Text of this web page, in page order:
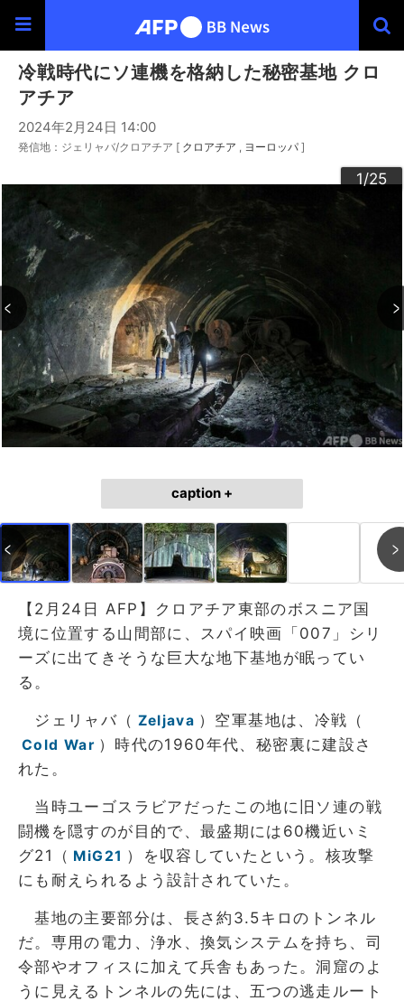
冷戦時代にソ連機を格納した秘密基地 クロ
アチア
2024年2月24日 14:00
発信地：ジェリャバ/クロアチア [ クロアチア ヨーロッパ ]
1/25
2/25
3/25
4/25
5/25
6/25
7/25
8/25
9/25
10/25
11/25
12/25
13/25
14/25
15/25
16/25
17/25
18/25
19/25
20/25
21/25
22/25
23/25
24/25
25/25
caption +
【2月24日 AFP】クロアチア東部のボスニア国
境に位置する山間部に、スパイ映画「007」シリ
ーズに出てきそうな巨大な地下基地が眠ってい
る。
ジェリャバ（ Zeljava ）空軍基地は、冷戦（
Cold War ）時代の1960年代、秘密裏に建設さ
れた。
当時ユーゴスラビアだったこの地に旧ソ連の戦
闘機を隠すのが目的で、最盛期には60機近いミ
グ21（ MiG21 ）を収容していたという。核攻撃
にも耐えられるよう設計されていた。
基地の主要部分は、長さ約3.5キロのトンネル
だ。専用の電力、浄水、換気システムを持ち、司
令部やオフィスに加えて兵舎もあった。洞窟のよ
うに見えるトンネルの先には、五つの逃走ルート